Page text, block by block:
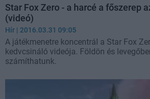
Star Fox Zero - a harcé a főszerep
(videó)
Hír | 2016.03.31 09:05
A játékmenetre koncentrál a Star Fox
kedvcsináló videója. Földön és
számíthatunk.